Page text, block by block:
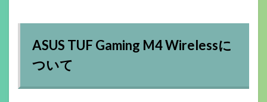
ASUS TUF Gaming M4 Wirelessに
ついて